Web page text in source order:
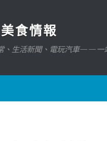
食情報
、生活新聞、電玩汽車——一